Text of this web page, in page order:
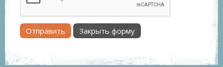
Отправить Закрыть форму